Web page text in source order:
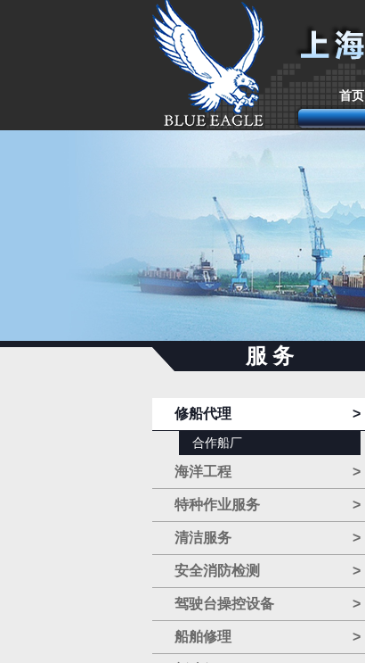
首页
服 务
修船代理 >
合作船厂
海洋工程 >
特种作业服务 >
清洁服务 >
安全消防检测 >
驾驶台操控设备 >
船舶修理 >